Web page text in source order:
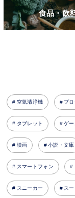
食品・飲
空気清浄機 プ
タブレット ゲ
映画 小説・文庫
スマートフォン
スニーカー ス